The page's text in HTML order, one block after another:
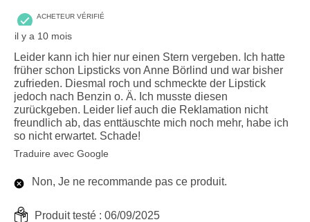
ACHETEUR VÉRIFIÉ
il y a 10 mois
Leider kann ich hier nur einen Stern vergeben. Ich hatte
früher schon Lipsticks von Anne Börlind und war bisher
zufrieden. Diesmal roch und schmeckte der Lipstick
jedoch nach Benzin o. Ä. Ich musste diesen
zurückgeben. Leider lief auch die Reklamation nicht
freundlich ab, das enttäuschte mich noch mehr, habe ich
so nicht erwartet. Schade!
Traduire avec Google
Non, Je ne recommande pas ce produit.
Produit testé : 06/09/2025